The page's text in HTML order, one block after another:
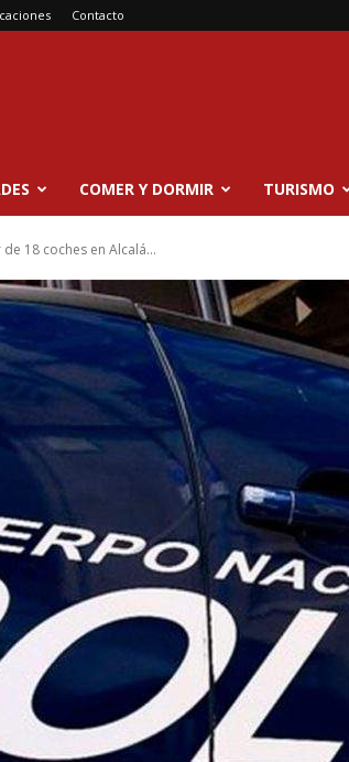
Contacto
COMER Y DORMIR TURISMO
18 coches en Alcalá...